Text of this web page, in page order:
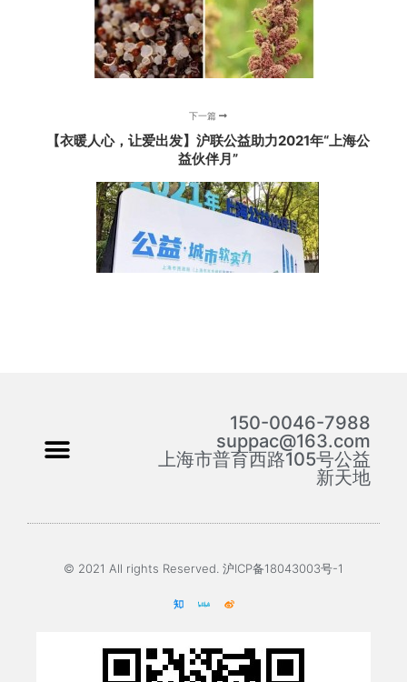
下一篇
【衣暖人心，让爱出发】沪联公益助力2021年“上海公
益伙伴月”
150-0046-7988
suppac@163.com
上海市普育西路105号公益
新天地
© 2021 All rights Reserved. 沪ICP备18043003号-1